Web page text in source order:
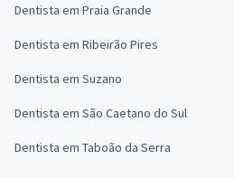
Dentista em Praia Grande
Dentista em Ribeirão Pires
Dentista em Suzano
Dentista em São Caetano do Sul
Dentista em Taboão da Serra